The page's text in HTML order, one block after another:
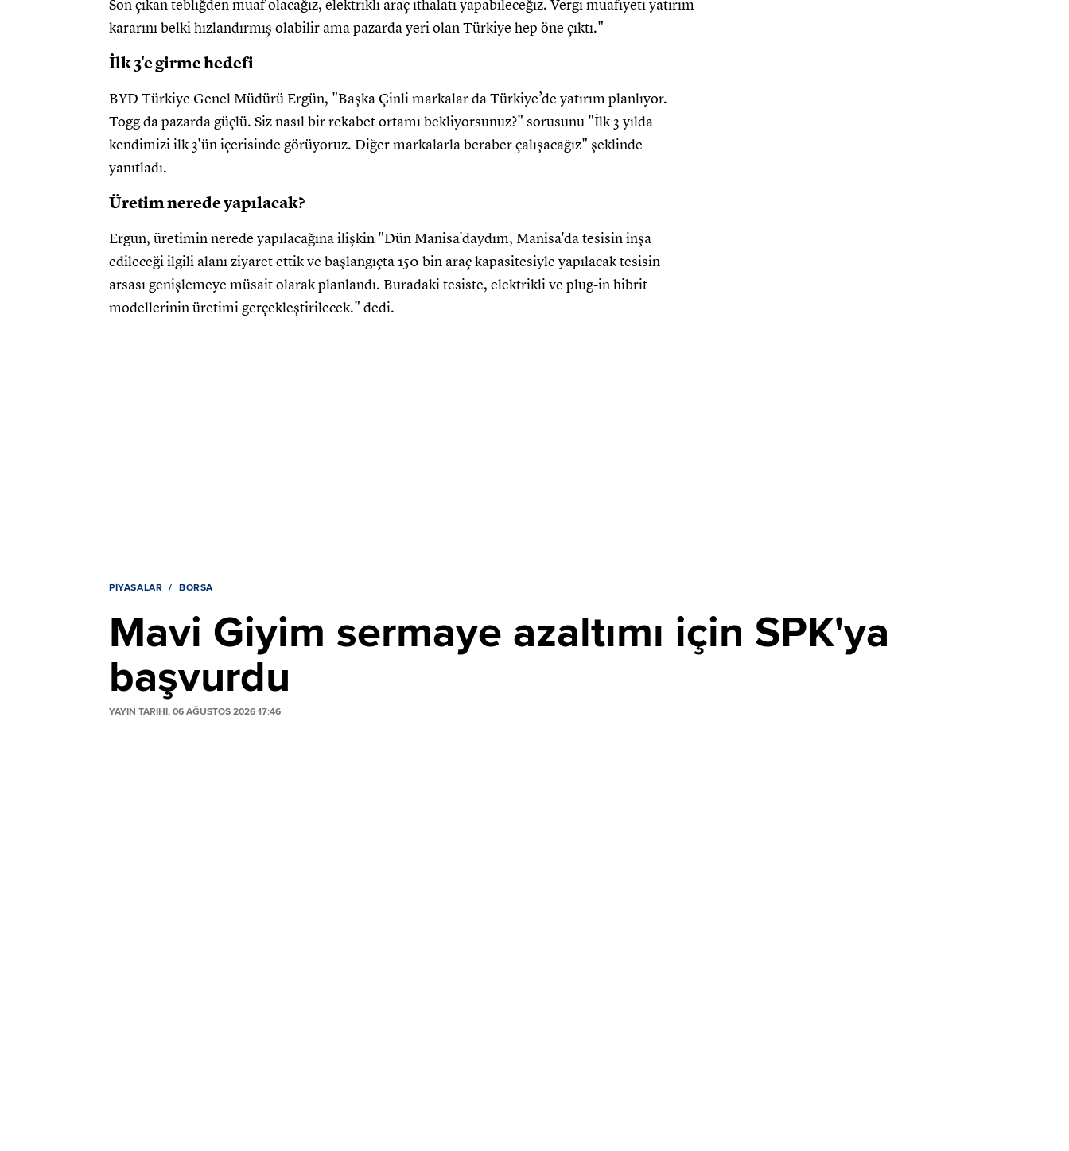
Son çıkan tebliğden muaf olacağız, elektrikli araç ithalatı yapabileceğiz. Vergi muafiyeti yatırım
kararını belki hızlandırmış olabilir ama pazarda yeri olan Türkiye hep öne çıktı."
İlk 3'e girme hedefi
BYD Türkiye Genel Müdürü Ergün, "Başka Çinli markalar da Türkiye’de yatırım planlıyor.
Togg da pazarda güçlü. Siz nasıl bir rekabet ortamı bekliyorsunuz?" sorusunu "İlk 3 yılda
kendimizi ilk 3'ün içerisinde görüyoruz. Diğer markalarla beraber çalışacağız" şeklinde
yanıtladı.
Üretim nerede yapılacak?
Ergun, üretimin nerede yapılacağına ilişkin "Dün Manisa'daydım, Manisa'da tesisin inşa
edileceği ilgili alanı ziyaret ettik ve başlangıçta 150 bin araç kapasitesiyle yapılacak tesisin
arsası genişlemeye müsait olarak planlandı. Buradaki tesiste, elektrikli ve plug-in hibrit
modellerinin üretimi gerçekleştirilecek." dedi.
PIYASALAR BORSA
Mavi Giyim sermaye azaltımı için SPK'ya
başvurdu
YAYIN TARİHİ, 06 AĞUSTOS 2026 17:46